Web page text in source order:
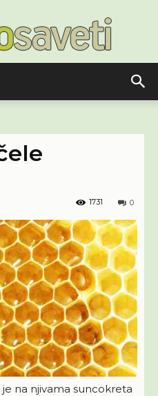
saveti
0
1731
na njivama suncokreta